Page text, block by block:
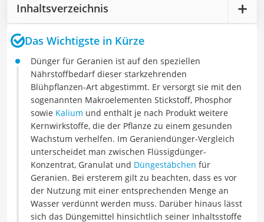
Inhaltsverzeichnis
Das Wichtigste in Kürze
Dünger für Geranien ist auf den speziellen
Nährstoffbedarf dieser starkzehrenden
Blühpflanzen-Art abgestimmt. Er versorgt sie mit den
sogenannten Makroelementen Stickstoff, Phosphor
sowie Kalium und enthält je nach Produkt weitere
Kernwirkstoffe, die der Pflanze zu einem gesunden
Wachstum verhelfen. Im Geraniendünger-Vergleich
unterscheidet man zwischen Flüssigdünger-
Konzentrat, Granulat und Düngestäbchen für
Geranien. Bei ersterem gilt zu beachten, dass es vor
der Nutzung mit einer entsprechenden Menge an
Wasser verdünnt werden muss. Darüber hinaus lässt
sich das Düngemittel hinsichtlich seiner Inhaltsstoffe